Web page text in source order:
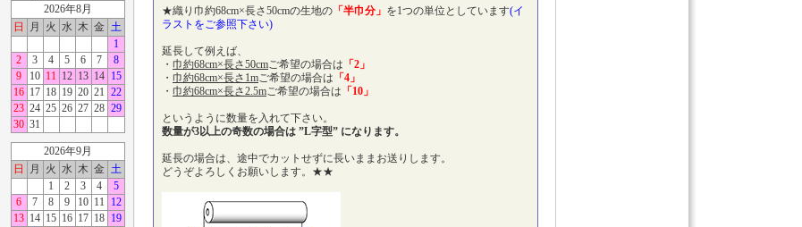
2026年8月
日
月 火 水 木 金 土
1
2
3 4 5 6 7
8
9
10 11 12 13 14 15
16 17 18 19 20 21 22
23 24 25 26 27 28 29
30 31
2026年9月
日
月 火 水 木 金 土
1
2 3 4
5
6
7 8 9 10 11
12
13 14 15 16 17 18 19
★織り巾約68cm×長さ50cmの生地の 「半巾分」 を1つの単位としています(イ
ラストをご参照下さい)
延長して例えば、
・ 巾約68cm×長さ50cmご希望の場合は 「2」
・ 巾約68cm×長さ1mご希望の場合は 「4」
・ 巾約68cm×長さ2.5mご希望の場合は 「10」
というように数量を入れて下さい。
数量が3以上の奇数の場合は ”L字型” になります。
延長の場合は、途中でカットせずに長いままお送りします。
どうぞよろしくお願いします。★★